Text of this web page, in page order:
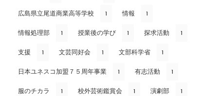
広島県立尾道商業高等学校 1 情報 1
情報処理部 1 授業後の学び 1 探求活動 1
支援 1 文芸同好会 1 文部科学省 1
日本ユネスコ加盟７５周年事業 1 有志活動 1
服のチカラ 1 校外芸術鑑賞会 1 演劇部 1